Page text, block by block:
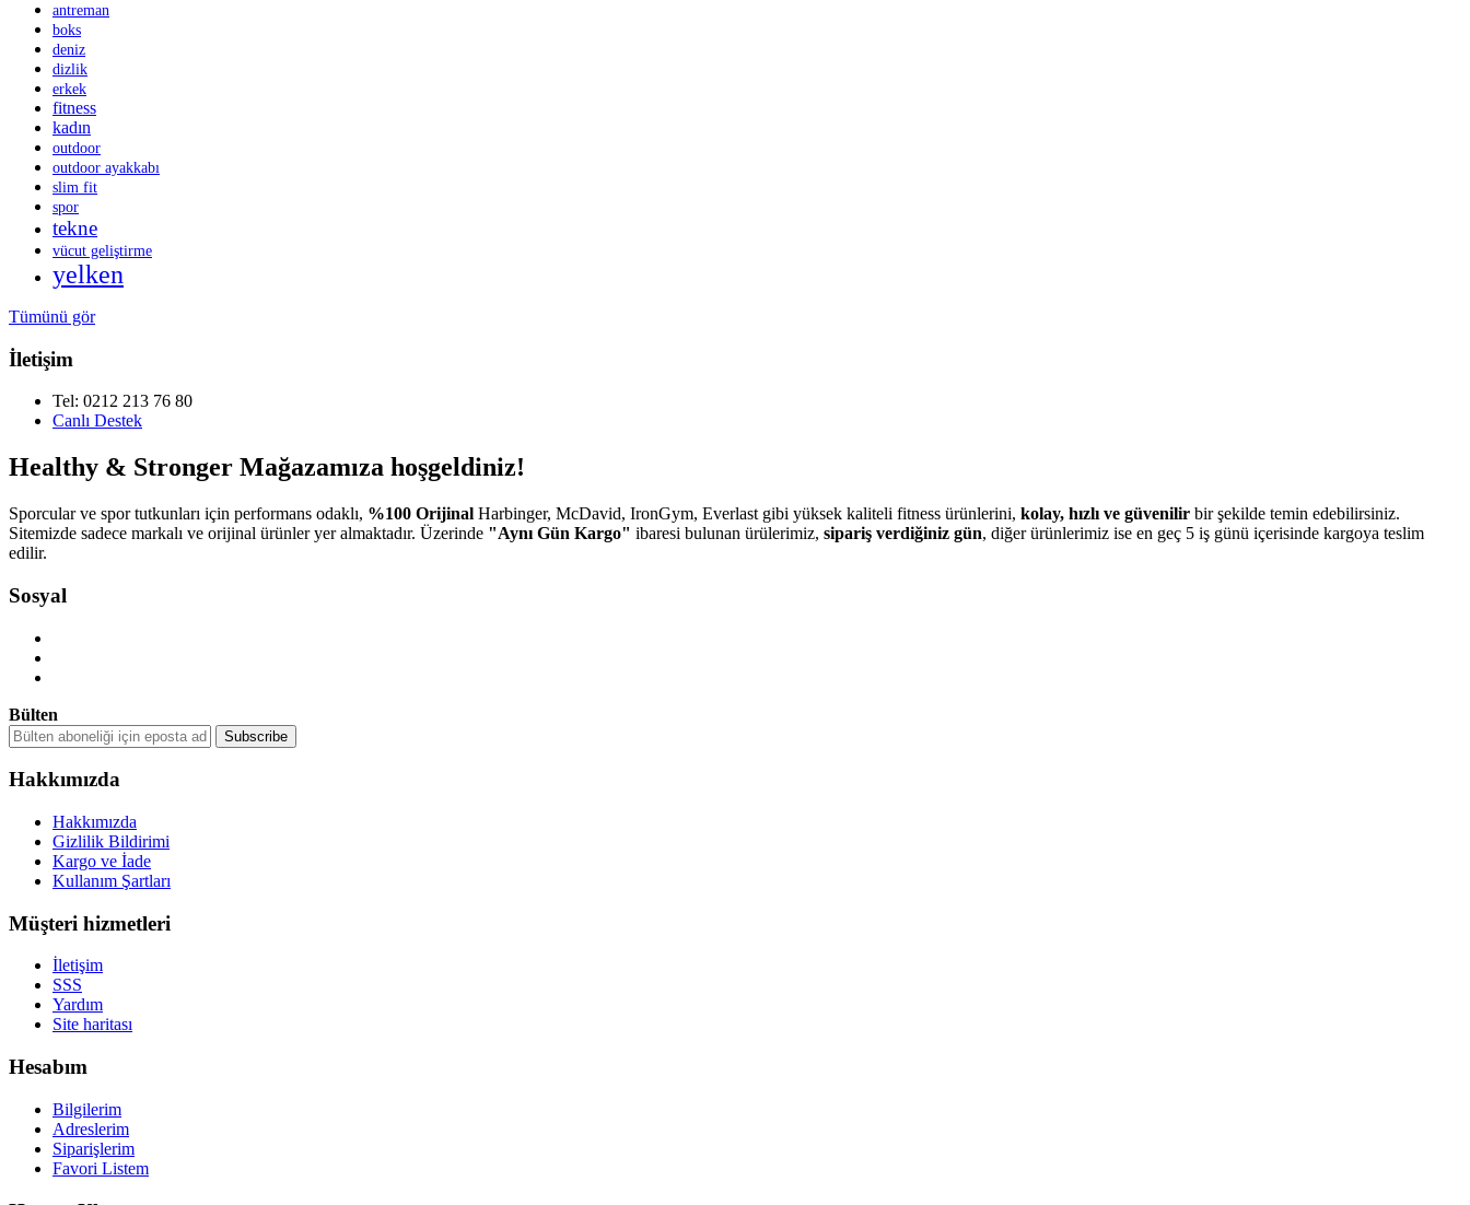
antreman
boks
deniz
dizlik
erkek
fitness
kadın
outdoor
outdoor ayakkabı
slim fit
spor
tekne
vücut geliştirme
yelken
Tümünü gör
İletişim
Tel: 0212 213 76 80
Canlı Destek
Healthy & Stronger Mağazamıza hoşgeldiniz!
Sporcular ve spor tutkunları için performans odaklı, %100 Orijinal Harbinger, McDavid, IronGym, Everlast gibi yüksek kaliteli fitness ürünlerini, kolay, hızlı ve güvenilir bir şekilde temin edebilirsiniz.
Sitemizde sadece markalı ve orijinal ürünler yer almaktadır. Üzerinde "Aynı Gün Kargo" ibaresi bulunan ürülerimiz, sipariş verdiğiniz gün, diğer ürünlerimiz ise en geç 5 iş günü içerisinde kargoya teslim
edilir.
Sosyal
Bülten
Hakkımızda
Hakkımızda
Gizlilik Bildirimi
Kargo ve İade
Kullanım Şartları
Müşteri hizmetleri
İletişim
SSS
Yardım
Site haritası
Hesabım
Bilgilerim
Adreslerim
Siparişlerim
Favori Listem